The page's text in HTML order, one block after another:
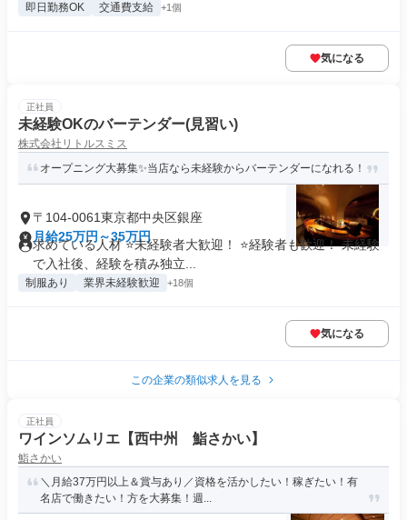
即日勤務OK 交通費支給 +1個
気になる
正社員
未経験OKのバーテンダー(見習い)
株式会社リトルスミス
オープニング大募集✨当店なら未経験からバーテンダーになれる！
〒104-0061東京都中央区銀座
月給25万円～35万円
求めている人材 ⭐未経験者大歓迎！ ⭐経験者も歓迎！ 未経験
で入社後、経験を積み独立...
制服あり 業界未経験歓迎 +18個
気になる
この企業の類似求人を見る
正社員
ワインソムリエ【西中州 鮨さかい】
鮨さかい
＼月給37万円以上＆賞与あり／資格を活かしたい！稼ぎたい！有
名店で働きたい！方を大募集！週...